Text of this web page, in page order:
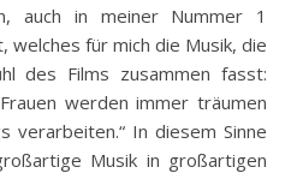
auch in meiner Nummer 1
für mich die Musik, die
des Films zusammen fasst:
werden immer träumen
verarbeiten.“ In diesem Sinne
Musik in großartigen